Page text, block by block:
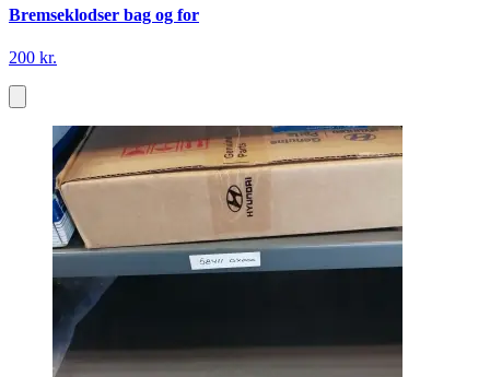
Bremseklodser bag og for
200 kr.